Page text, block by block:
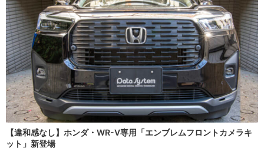
【違和感なし】ホンダ・WR-V専用「エンブレムフロントカメラキ
ット」新登場